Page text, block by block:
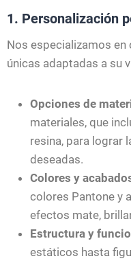
1. Personalización
Nos especializamos
únicas adaptadas a su
Opciones de
materiales, que
resina, para lograr
deseadas.
Colores y
colores Pantone y
efectos mate,
Estructura y
estáticos hasta